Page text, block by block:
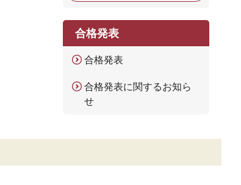
合格発表
合格発表
合格発表に関するお知ら
せ